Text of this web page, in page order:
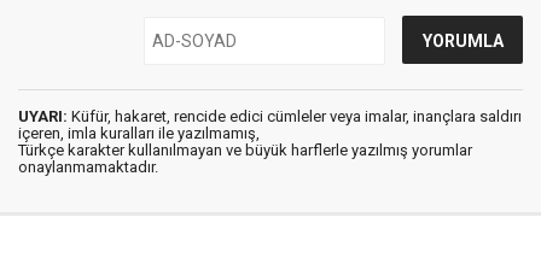
UYARI: Küfür, hakaret, rencide edici cümleler veya imalar, inançlara saldırı
içeren, imla kuralları ile yazılmamış,
Türkçe karakter kullanılmayan ve büyük harflerle yazılmış yorumlar
onaylanmamaktadır.